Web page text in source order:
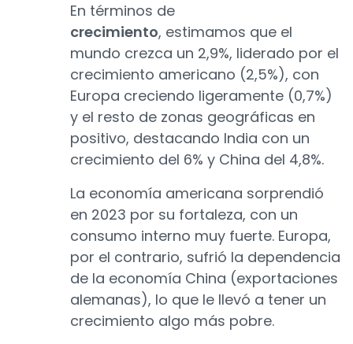
En términos de
crecimiento, estimamos que el
mundo crezca un 2,9%, liderado por el
crecimiento americano (2,5%), con
Europa creciendo ligeramente (0,7%)
y el resto de zonas geográficas en
positivo, destacando India con un
crecimiento del 6% y China del 4,8%.
La economía americana sorprendió
en 2023 por su fortaleza, con un
consumo interno muy fuerte. Europa,
por el contrario, sufrió la dependencia
de la economía China (exportaciones
alemanas), lo que le llevó a tener un
crecimiento algo más pobre.